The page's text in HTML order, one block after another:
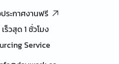
ระกาศงานฟรี
ร็วสุด 1 ชั่วโมง
Service